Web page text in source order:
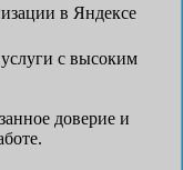
в Яндексе
с высоким
доверие и